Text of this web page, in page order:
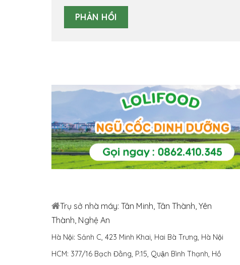
Trụ sở nhà máy: Tân Minh, Tân Thành, Yên
Thành, Nghệ An
Hà Nội: Sảnh C, 423 Minh Khai, Hai Bà Trưng, Hà Nội
HCM: 377/16 Bạch Đằng, P.15, Quận Bình Thạnh, Hồ